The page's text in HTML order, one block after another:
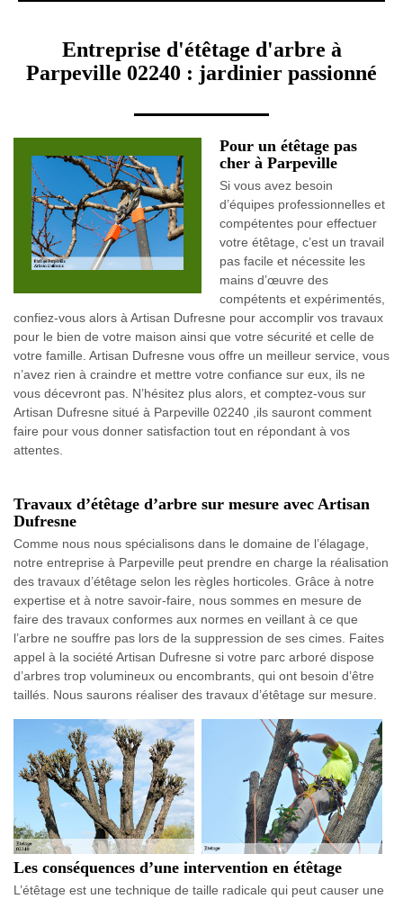
Entreprise d'étêtage d'arbre à
Parpeville 02240 : jardinier passionné
Pour un étêtage pas
cher à Parpeville
Si vous avez besoin
d’équipes professionnelles et
compétentes pour effectuer
votre étêtage, c’est un travail
pas facile et nécessite les
mains d’œuvre des
compétents et expérimentés,
confiez-vous alors à Artisan Dufresne pour accomplir vos travaux
pour le bien de votre maison ainsi que votre sécurité et celle de
votre famille. Artisan Dufresne vous offre un meilleur service, vous
n’avez rien à craindre et mettre votre confiance sur eux, ils ne
vous décevront pas. N’hésitez plus alors, et comptez-vous sur
Artisan Dufresne situé à Parpeville 02240 ,ils sauront comment
faire pour vous donner satisfaction tout en répondant à vos
attentes.
Travaux d’étêtage d’arbre sur mesure avec Artisan
Dufresne
Comme nous nous spécialisons dans le domaine de l’élagage,
notre entreprise à Parpeville peut prendre en charge la réalisation
des travaux d’étêtage selon les règles horticoles. Grâce à notre
expertise et à notre savoir-faire, nous sommes en mesure de
faire des travaux conformes aux normes en veillant à ce que
l’arbre ne souffre pas lors de la suppression de ses cimes. Faites
appel à la société Artisan Dufresne si votre parc arboré dispose
d’arbres trop volumineux ou encombrants, qui ont besoin d’être
taillés. Nous saurons réaliser des travaux d’étêtage sur mesure.
Les conséquences d’une intervention en étêtage
L’étêtage est une technique de taille radicale qui peut causer une